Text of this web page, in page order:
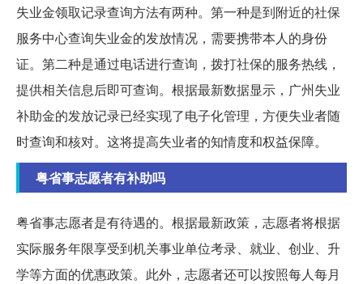
失业金领取记录查询方法有两种。第一种是到附近的社保
服务中心查询失业金的发放情况，需要携带本人的身份
证。第二种是通过电话进行查询，拨打社保的服务热线，
提供相关信息后即可查询。根据最新数据显示，广州失业
补助金的发放记录已经实现了电子化管理，方便失业者随
时查询和核对。这将提高失业者的知情度和权益保障。
粤省事志愿者有补助吗
粤省事志愿者是有待遇的。根据最新政策，志愿者将根据
实际服务年限享受到机关事业单位考录、就业、创业、升
学等方面的优惠政策。此外，志愿者还可以按照每人每月